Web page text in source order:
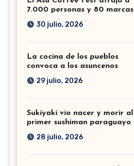
7.000 personas y 80 marcas
30 julio, 2026
La cocina de los pueblos
convoca a los asuncenos
29 julio, 2026
Sukiyaki vio nacer y morir al
primer sushiman paraguayo
28 julio, 2026